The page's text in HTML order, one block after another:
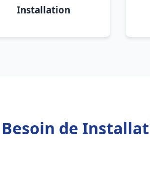
Installation
Besoin de